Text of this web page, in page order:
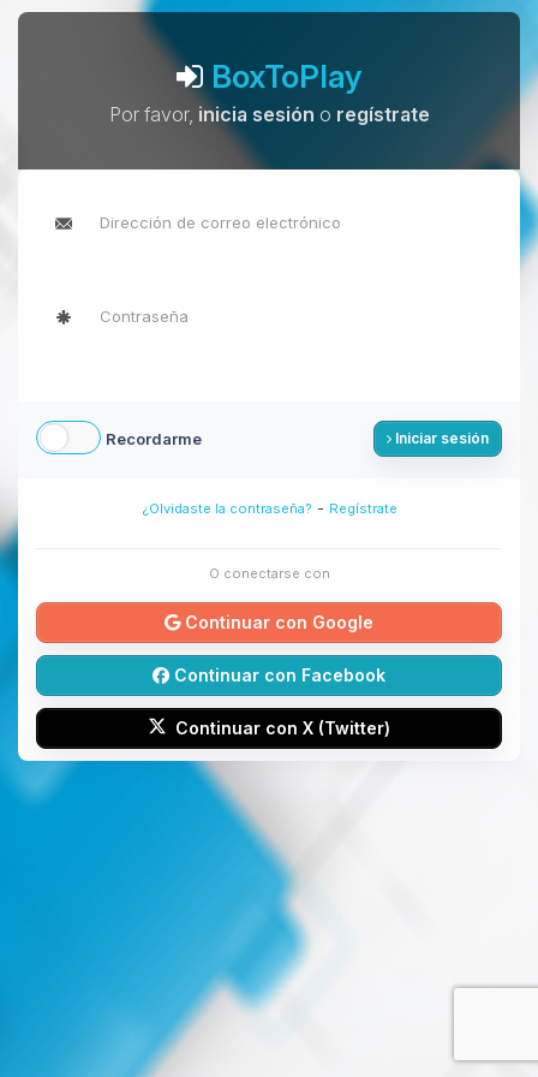
BoxToPlay
Por favor, inicia sesión o regístrate
Recordarme Iniciar sesión
¿Olvidaste la contraseña? - Regístrate
O conectarse con
Continuar con Google
Continuar con Facebook
Continuar con X (Twitter)